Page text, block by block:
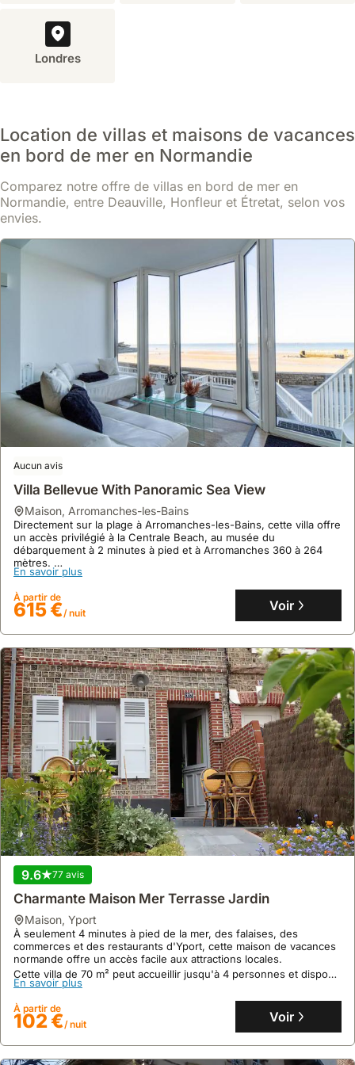
généralement
un
événement
majeur.
Le
festival
'Papillons
Nuit'
près
rendez-
vous
important
pour
musique
juin.
'Festival
des
Andelys'
propose
des
spectacles
variés
en
été.
En
octobre,
le
'Festival
du
Goût'
à
Rouen
met
l'honneur
les
produits
du
terroir
normand.
Londres
Location de villas et maisons de vacances
en bord de mer en Normandie
Comparez notre offre de villas en bord de mer en
Normandie, entre Deauville, Honfleur et Étretat, selon vos
envies.
Aucun avis
Villa Bellevue With Panoramic Sea View
maison, Arromanches-les-Bains
Directement sur la plage à Arromanches-les-Bains, cette villa offre
un accès privilégié à la Centrale Beach, au musée du
débarquement à 2 minutes à pied et à Arromanches 360 à 264
mètres.
Cette maison de vacances familiale de 150 m² peut accueillir 16
personnes dans ses 5 chambres, avec une cuisine équipée, une
terrasse et le WiFi gratuit.
En savoir plus
À partir de
615 €/ nuit Voir
9.6 77 avis
Charmante Maison Mer Terrasse Jardin
maison, Yport
À seulement 4 minutes à pied de la mer, des falaises, des
commerces et des restaurants d'Yport, cette maison de vacances
normande offre un accès facile aux attractions locales.
Cette villa de 70 m² peut accueillir jusqu'à 4 personnes et dispose
de deux terrasses fleuries avec jardin, conservant un charme
En savoir plus
À partir de
102 €/ nuit Voir